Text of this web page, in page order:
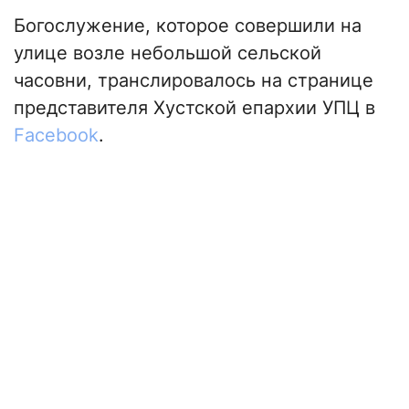
Богослужение, которое совершили на
улице возле небольшой сельской
часовни, транслировалось на странице
представителя Хустской епархии УПЦ в
Facebook.